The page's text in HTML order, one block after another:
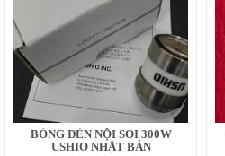
BÓNG ĐÈN NỘI SOI 300W
USHIO NHẬT BẢN